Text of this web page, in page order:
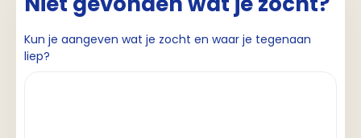
Kun je aangeven wat je zocht en waar je tegenaan
liep?